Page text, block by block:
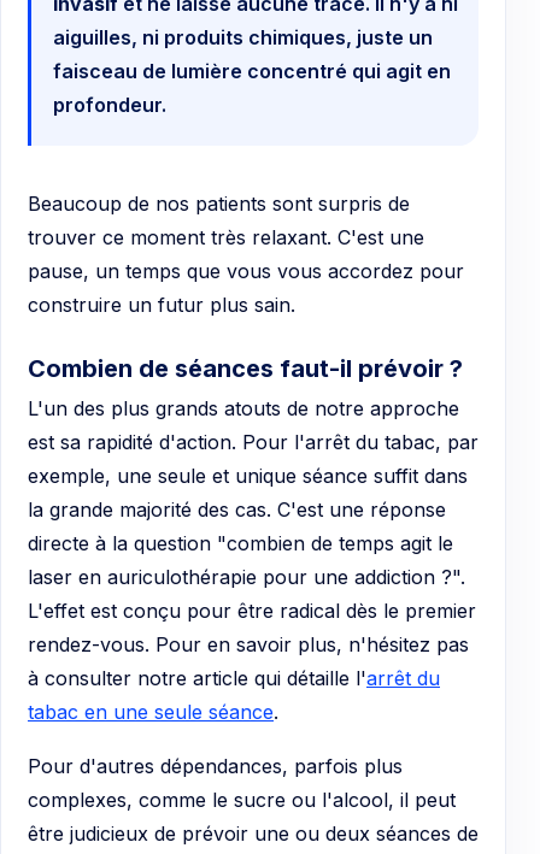
aiguilles, ni produits chimiques, juste un
faisceau de lumière concentré qui agit en
profondeur.
Beaucoup de nos patients sont surpris de
trouver ce moment très relaxant. C'est une
pause, un temps que vous vous accordez pour
construire un futur plus sain.
Combien de séances faut-il prévoir ?
L'un des plus grands atouts de notre approche
est sa rapidité d'action. Pour l'arrêt du tabac, par
exemple, une seule et unique séance suffit dans
la grande majorité des cas. C'est une réponse
directe à la question "combien de temps agit le
laser en auriculothérapie pour une addiction ?".
L'effet est conçu pour être radical dès le premier
rendez-vous. Pour en savoir plus, n'hésitez pas
à consulter notre article qui détaille l'arrêt du
tabac en une seule séance.
Pour d'autres dépendances, parfois plus
complexes, comme le sucre ou l'alcool, il peut
être judicieux de prévoir une ou deux séances de